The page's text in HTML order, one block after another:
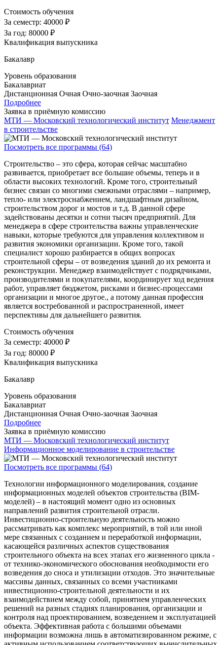
Стоимость обучения
За семестр: 40000 ₽
За год: 80000 ₽
Квалификация выпускника
Бакалавр
Уровень образования
Бакалавриат
Дистанционная Очная Очно-заочная Заочная
Подробнее
Заявка в приёмную комиссию
МТИ — Московский технологический институт Менеджмент
в строительстве
Посмотреть все программы (64)
Строительство – это сфера, которая сейчас масштабно
развивается, приобретает все большие объемы, теперь и в
области высоких технологий. Кроме того, строительный
бизнес связан со многими смежными отраслями – например,
тепло- или электроснабжением, ландшафтным дизайном,
строительством дорог и мостов и т.д. В данной сфере
задействованы десятки и сотни тысяч предприятий. Для
менеджера в сфере строительства важны управленческие
навыки, которые требуются для управления коллективом и
развития экономики организации. Кроме того, такой
специалист хорошо разбирается в общих вопросах
строительной сферы – от возведения зданий до их ремонта и
реконструкции. Менеджер взаимодействует с подрядчиками,
производителями и покупателями, координирует ход ведения
работ, управляет бюджетом, рисками и бизнес-процессами
организации и многое другое., а потому данная профессия
является востребованной и распространенной, имеет
перспективы для дальнейшего развития.
Стоимость обучения
За семестр: 40000 ₽
За год: 80000 ₽
Квалификация выпускника
Бакалавр
Уровень образования
Бакалавриат
Дистанционная Очная Очно-заочная Заочная
Подробнее
Заявка в приёмную комиссию
МТИ — Московский технологический институт
Информационное моделирование в строительстве
Посмотреть все программы (64)
Технологии информационного моделирования, создание
информационных моделей объектов строительства (BIM-
моделей) – в настоящий момент одно из основных
направлений развития строительной отрасли.
Инвестиционно-строительную деятельность можно
рассматривать как комплекс мероприятий, в той или иной
мере связанных с созданием и переработкой информации,
касающейся различных аспектов существования
строительного объекта на всех этапах его жизненного цикла -
от технико-экономического обоснования необходимости его
возведения до сноса и утилизации отходов. Это значительные
массивы данных, связанных со всеми участниками
инвестиционно-строительной деятельности и их
взаимодействием между собой, принятием управленческих
решений на разных стадиях планирования, организации и
контроля над проектированием, возведением и эксплуатацией
объекта. Эффективная работа с большими объемами
информации возможна лишь в автоматизированном режиме, с